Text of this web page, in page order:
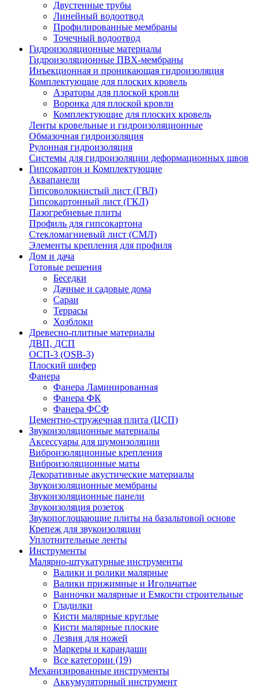
Двустенные трубы
Линейный водоотвод
Профилированные мембраны
Точечный водоотвод
Гидроизоляционные материалы
Гидроизоляционные ПВХ-мембраны
Инъекционная и проникающая гидроизоляция
Комплектующие для плоских кровель
Аэраторы для плоской кровли
Воронка для плоской кровли
Комплектующие для плоских кровель
Ленты кровельные и гидроизоляционные
Обмазочная гидроизоляция
Рулонная гидроизоляция
Системы для гидроизоляции деформационных швов
Гипсокартон и Комплектующие
Аквапанели
Гипсоволокнистый лист (ГВЛ)
Гипсокартонный лист (ГКЛ)
Пазогребневые плиты
Профиль для гипсокартона
Стекломагниевый лист (СМЛ)
Элементы крепления для профиля
Дом и дача
Готовые решения
Беседки
Дачные и садовые дома
Сараи
Террасы
Хозблоки
Древесно-плитные материалы
ДВП, ДСП
ОСП-3 (OSB-3)
Плоский шифер
Фанера
Фанера Ламинированная
Фанера ФК
Фанера ФСФ
Цементно-стружечная плита (ЦСП)
Звукоизоляционные материалы
Аксессуары для шумоизоляции
Виброизоляционные крепления
Виброизоляционные маты
Декоративные акустические материалы
Звукоизоляционные мембраны
Звукоизоляционные панели
Звукоизоляция розеток
Звукопоглощающие плиты на базальтовой основе
Крепеж для звукоизоляции
Уплотнительные ленты
Инструменты
Малярно-штукатурные инструменты
Валики и ролики малярные
Валики прижимные и Игольчатые
Ванночки малярные и Емкости строительные
Гладилки
Кисти малярные круглые
Кисти малярные плоские
Лезвия для ножей
Маркеры и карандаши
Все категории (19)
Механизированные инструменты
Аккумуляторный инструмент